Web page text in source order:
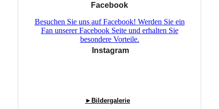
Facebook
Besuchen Sie uns auf Facebook! Werden Sie ein
Fan unserer Facebook Seite und erhalten Sie
besondere Vorteile.
Instagram
►Bildergalerie